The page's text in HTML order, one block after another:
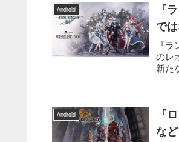
Android
『
で
『
のレ
新た
Android
『
な